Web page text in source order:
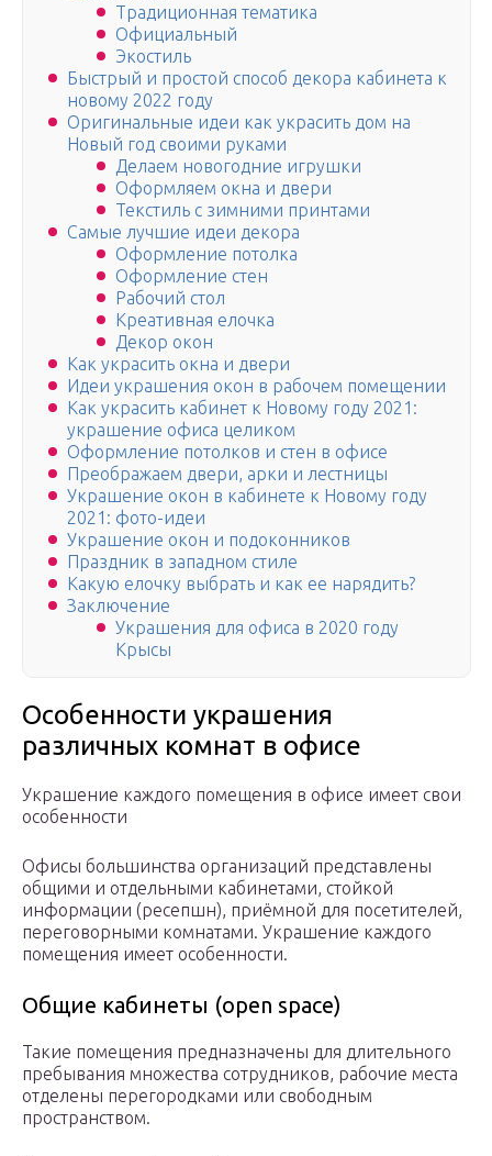
Традиционная тематика
Официальный
Экостиль
Быстрый и простой способ декора кабинета к
новому 2022 году
Оригинальные идеи как украсить дом на
Новый год своими руками
Делаем новогодние игрушки
Оформляем окна и двери
Текстиль с зимними принтами
Самые лучшие идеи декора
Оформление потолка
Оформление стен
Рабочий стол
Креативная елочка
Декор окон
Как украсить окна и двери
Идеи украшения окон в рабочем помещении
Как украсить кабинет к Новому году 2021:
украшение офиса целиком
Оформление потолков и стен в офисе
Преображаем двери, арки и лестницы
Украшение окон в кабинете к Новому году
2021: фото-идеи
Украшение окон и подоконников
Праздник в западном стиле
Какую елочку выбрать и как ее нарядить?
Заключение
Украшения для офиса в 2020 году
Крысы
Особенности украшения
различных комнат в офисе
Украшение каждого помещения в офисе имеет свои
особенности
Офисы большинства организаций представлены
общими и отдельными кабинетами, стойкой
информации (ресепшн), приёмной для посетителей,
переговорными комнатами. Украшение каждого
помещения имеет особенности.
Общие кабинеты (open space)
Такие помещения предназначены для длительного
пребывания множества сотрудников, рабочие места
отделены перегородками или свободным
пространством.